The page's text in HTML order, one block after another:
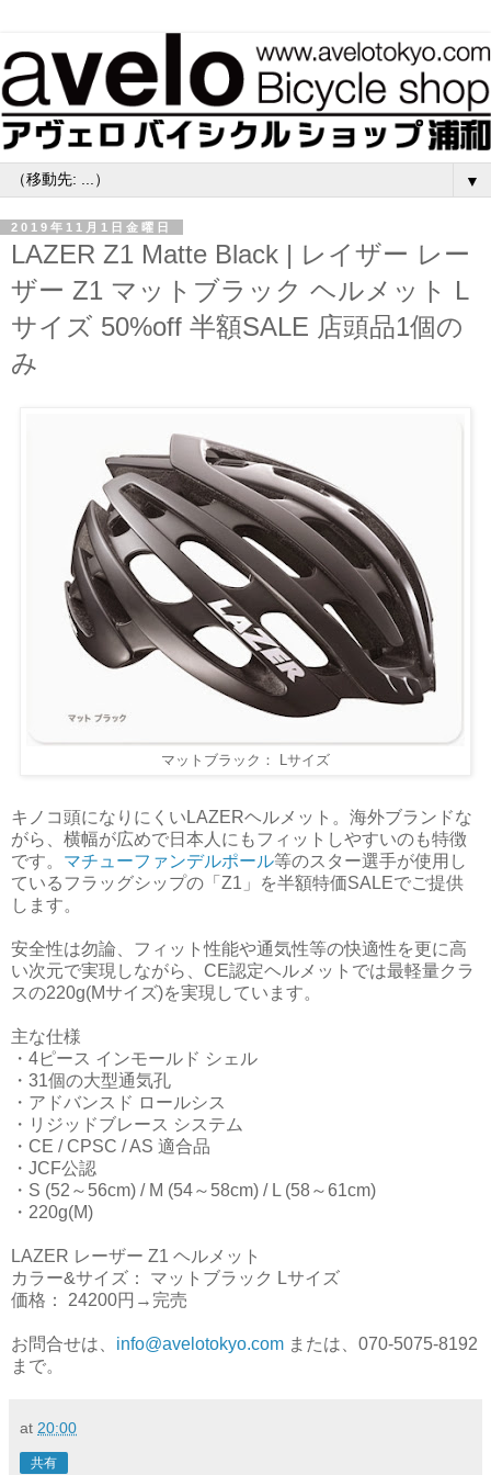
▼
2019年11月1日金曜日
LAZER Z1 Matte Black | レイザー レー
ザー Z1 マットブラック ヘルメット L
サイズ 50%off 半額SALE 店頭品1個の
み
マットブラック： Lサイズ
キノコ頭になりにくいLAZERヘルメット。海外ブランドな
がら、横幅が広めで日本人にもフィットしやすいのも特徴
です。 マチューファンデルポール等のスター選手が使用し
ているフラッグシップの「Z1」を半額特価SALEでご提供
します。
安全性は勿論、フィット性能や通気性等の快適性を更に高
い次元で実現しながら、CE認定ヘルメットでは最軽量クラ
スの220g(Mサイズ)を実現しています。
主な仕様
・4ピース インモールド シェル
・31個の大型通気孔
・アドバンスド ロールシス
・リジッドブレース システム
・CE / CPSC / AS 適合品
・JCF公認
・S (52～56cm) / M (54～58cm) / L (58～61cm)
・220g(M)
LAZER レーザー Z1 ヘルメット
カラー&サイズ： マットブラック Lサイズ
価格： 24200円→完売
お問合せは、 info@avelotokyo.com または、070-5075-8192
まで。
at 20:00
共有